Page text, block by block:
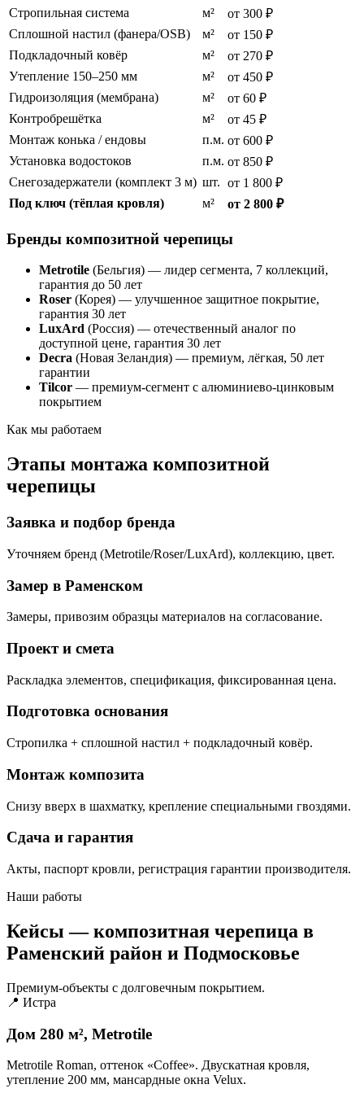
Стропильная система
м²
от 300 ₽
Сплошной настил (фанера/OSB)
м²
от 150 ₽
Подкладочный ковёр
м²
от 270 ₽
Утепление 150–250 мм
м²
от 450 ₽
Гидроизоляция (мембрана)
м²
от 60 ₽
Контробрешётка
м²
от 45 ₽
Монтаж конька / ендовы
п.м. от 600 ₽
Установка водостоков
п.м. от 850 ₽
Снегозадержатели (комплект 3 м) шт. от 1 800 ₽
Под ключ (тёплая кровля)
м² от 2 800 ₽
Бренды композитной черепицы
Metrotile (Бельгия) — лидер сегмента, 7 коллекций,
гарантия до 50 лет
Roser (Корея) — улучшенное защитное покрытие,
гарантия 30 лет
LuxArd (Россия) — отечественный аналог по
доступной цене, гарантия 30 лет
Decra (Новая Зеландия) — премиум, лёгкая, 50 лет
гарантии
Tilcor — премиум-сегмент с алюминиево-цинковым
покрытием
Как мы работаем
Этапы монтажа композитной
черепицы
Заявка и подбор бренда
Уточняем бренд (Metrotile/Roser/LuxArd), коллекцию, цвет.
Замер в Раменском
Замеры, привозим образцы материалов на согласование.
Проект и смета
Раскладка элементов, спецификация, фиксированная цена.
Подготовка основания
Стропилка + сплошной настил + подкладочный ковёр.
Монтаж композита
Снизу вверх в шахматку, крепление специальными гвоздями.
Сдача и гарантия
Акты, паспорт кровли, регистрация гарантии производителя.
Наши работы
Кейсы — композитная черепица в
Раменский район и Подмосковье
Премиум-объекты с долговечным покрытием.
📍 Истра
Дом 280 м², Metrotile
Metrotile Roman, оттенок «Coffee». Двускатная кровля,
утепление 200 мм, мансардные окна Velux.